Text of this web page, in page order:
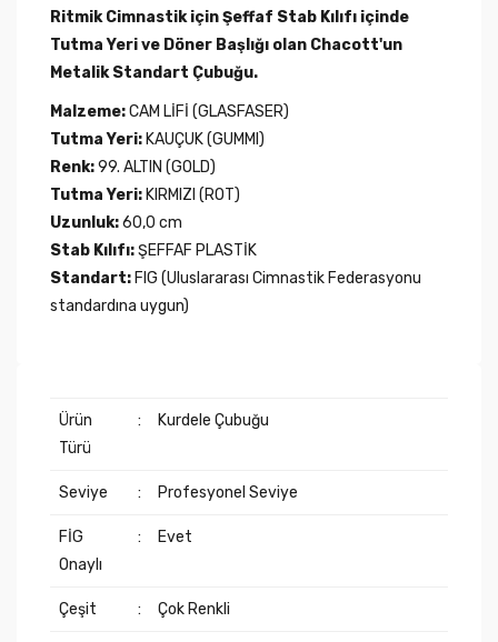
Ritmik Cimnastik için Şeffaf Stab Kılıfı içinde
Tutma Yeri ve Döner Başlığı olan Chacott'un
Metalik Standart Çubuğu.
Malzeme:CAM LİFİ (GLASFASER)
Tutma Yeri: KAUÇUK (GUMMI)
Renk:99. ALTIN (GOLD)
Tutma Yeri: KIRMIZI (ROT)
Uzunluk:60,0 cm
Stab Kılıfı:ŞEFFAF PLASTİK
Standart: FIG (Uluslararası Cimnastik Federasyonu
standardına uygun)
Ürün
Türü
: Kurdele Çubuğu
Seviye : Profesyonel Seviye
FİG
Onaylı
: Evet
Çeşit : Çok Renkli